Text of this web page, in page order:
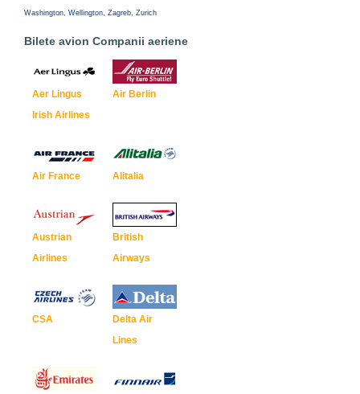
Washington, Wellington, Zagreb, Zurich
Bilete avion Companii aeriene
Aer Lingus
Irish Airlines
Air Berlin
Air France Alitalia
Austrian
Airlines
British
Airways
CSA
Delta Air
Lines